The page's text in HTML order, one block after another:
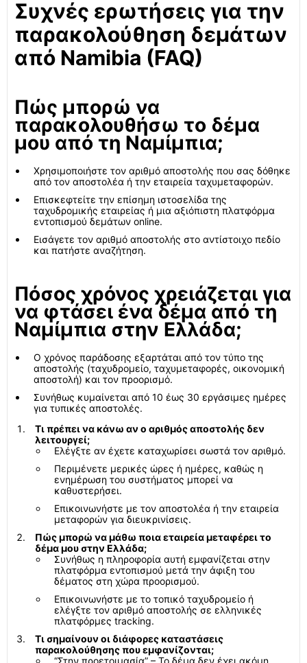
Συχνές ερωτήσεις για την
παρακολούθηση δεμάτων
από Namibia (FAQ)
Πώς μπορώ να
παρακολουθήσω το δέμα
μου από τη Ναμίμπια;
Χρησιμοποιήστε τον αριθμό αποστολής που σας δόθηκε
από τον αποστολέα ή την εταιρεία ταχυμεταφορών.
Επισκεφτείτε την επίσημη ιστοσελίδα της
ταχυδρομικής εταιρείας ή μια αξιόπιστη πλατφόρμα
εντοπισμού δεμάτων online.
Εισάγετε τον αριθμό αποστολής στο αντίστοιχο πεδίο
και πατήστε αναζήτηση.
Πόσος χρόνος χρειάζεται για
να φτάσει ένα δέμα από τη
Ναμίμπια στην Ελλάδα;
Ο χρόνος παράδοσης εξαρτάται από τον τύπο της
αποστολής (ταχυδρομείο, ταχυμεταφορές, οικονομική
αποστολή) και τον προορισμό.
Συνήθως κυμαίνεται από 10 έως 30 εργάσιμες ημέρες
για τυπικές αποστολές.
Τι πρέπει να κάνω αν ο αριθμός αποστολής δεν
λειτουργεί;
Ελέγξτε αν έχετε καταχωρίσει σωστά τον αριθμό.
Περιμένετε μερικές ώρες ή ημέρες, καθώς η
ενημέρωση του συστήματος μπορεί να
καθυστερήσει.
Επικοινωνήστε με τον αποστολέα ή την εταιρεία
μεταφορών για διευκρινίσεις.
Πώς μπορώ να μάθω ποια εταιρεία μεταφέρει το
δέμα μου στην Ελλάδα;
Συνήθως η πληροφορία αυτή εμφανίζεται στην
πλατφόρμα εντοπισμού μετά την άφιξη του
δέματος στη χώρα προορισμού.
Επικοινωνήστε με το τοπικό ταχυδρομείο ή
ελέγξτε τον αριθμό αποστολής σε ελληνικές
πλατφόρμες tracking.
Τι σημαίνουν οι διάφορες καταστάσεις
παρακολούθησης που εμφανίζονται;
“Στην προετοιμασία” – Το δέμα δεν έχει ακόμη